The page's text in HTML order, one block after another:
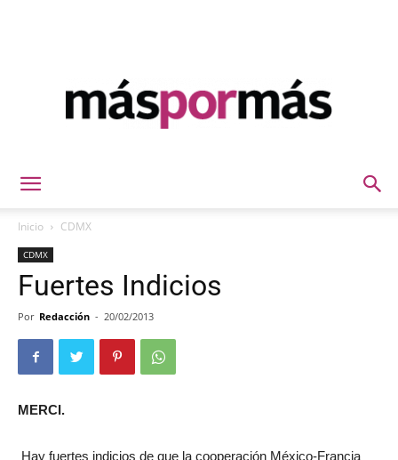
Inicio CDMX
CDMX
Fuertes Indicios
Por Redacción - 20/02/2013
MERCI.
Hay fuertes indicios de que la cooperación México-Francia